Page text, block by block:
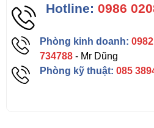
Hotline: 0986
Phòng kinh doanh:
734788 - Mr Dũng
Phòng kỹ thuật:085